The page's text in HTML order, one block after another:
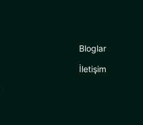
Bloglar
İletişim